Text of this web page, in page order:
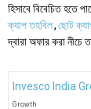
হিসাবে বিবেচিত হতে
ক্যাপ তহবিল,ছোট
দ্বারা অফার করা নীচে
Invesco India
Growth